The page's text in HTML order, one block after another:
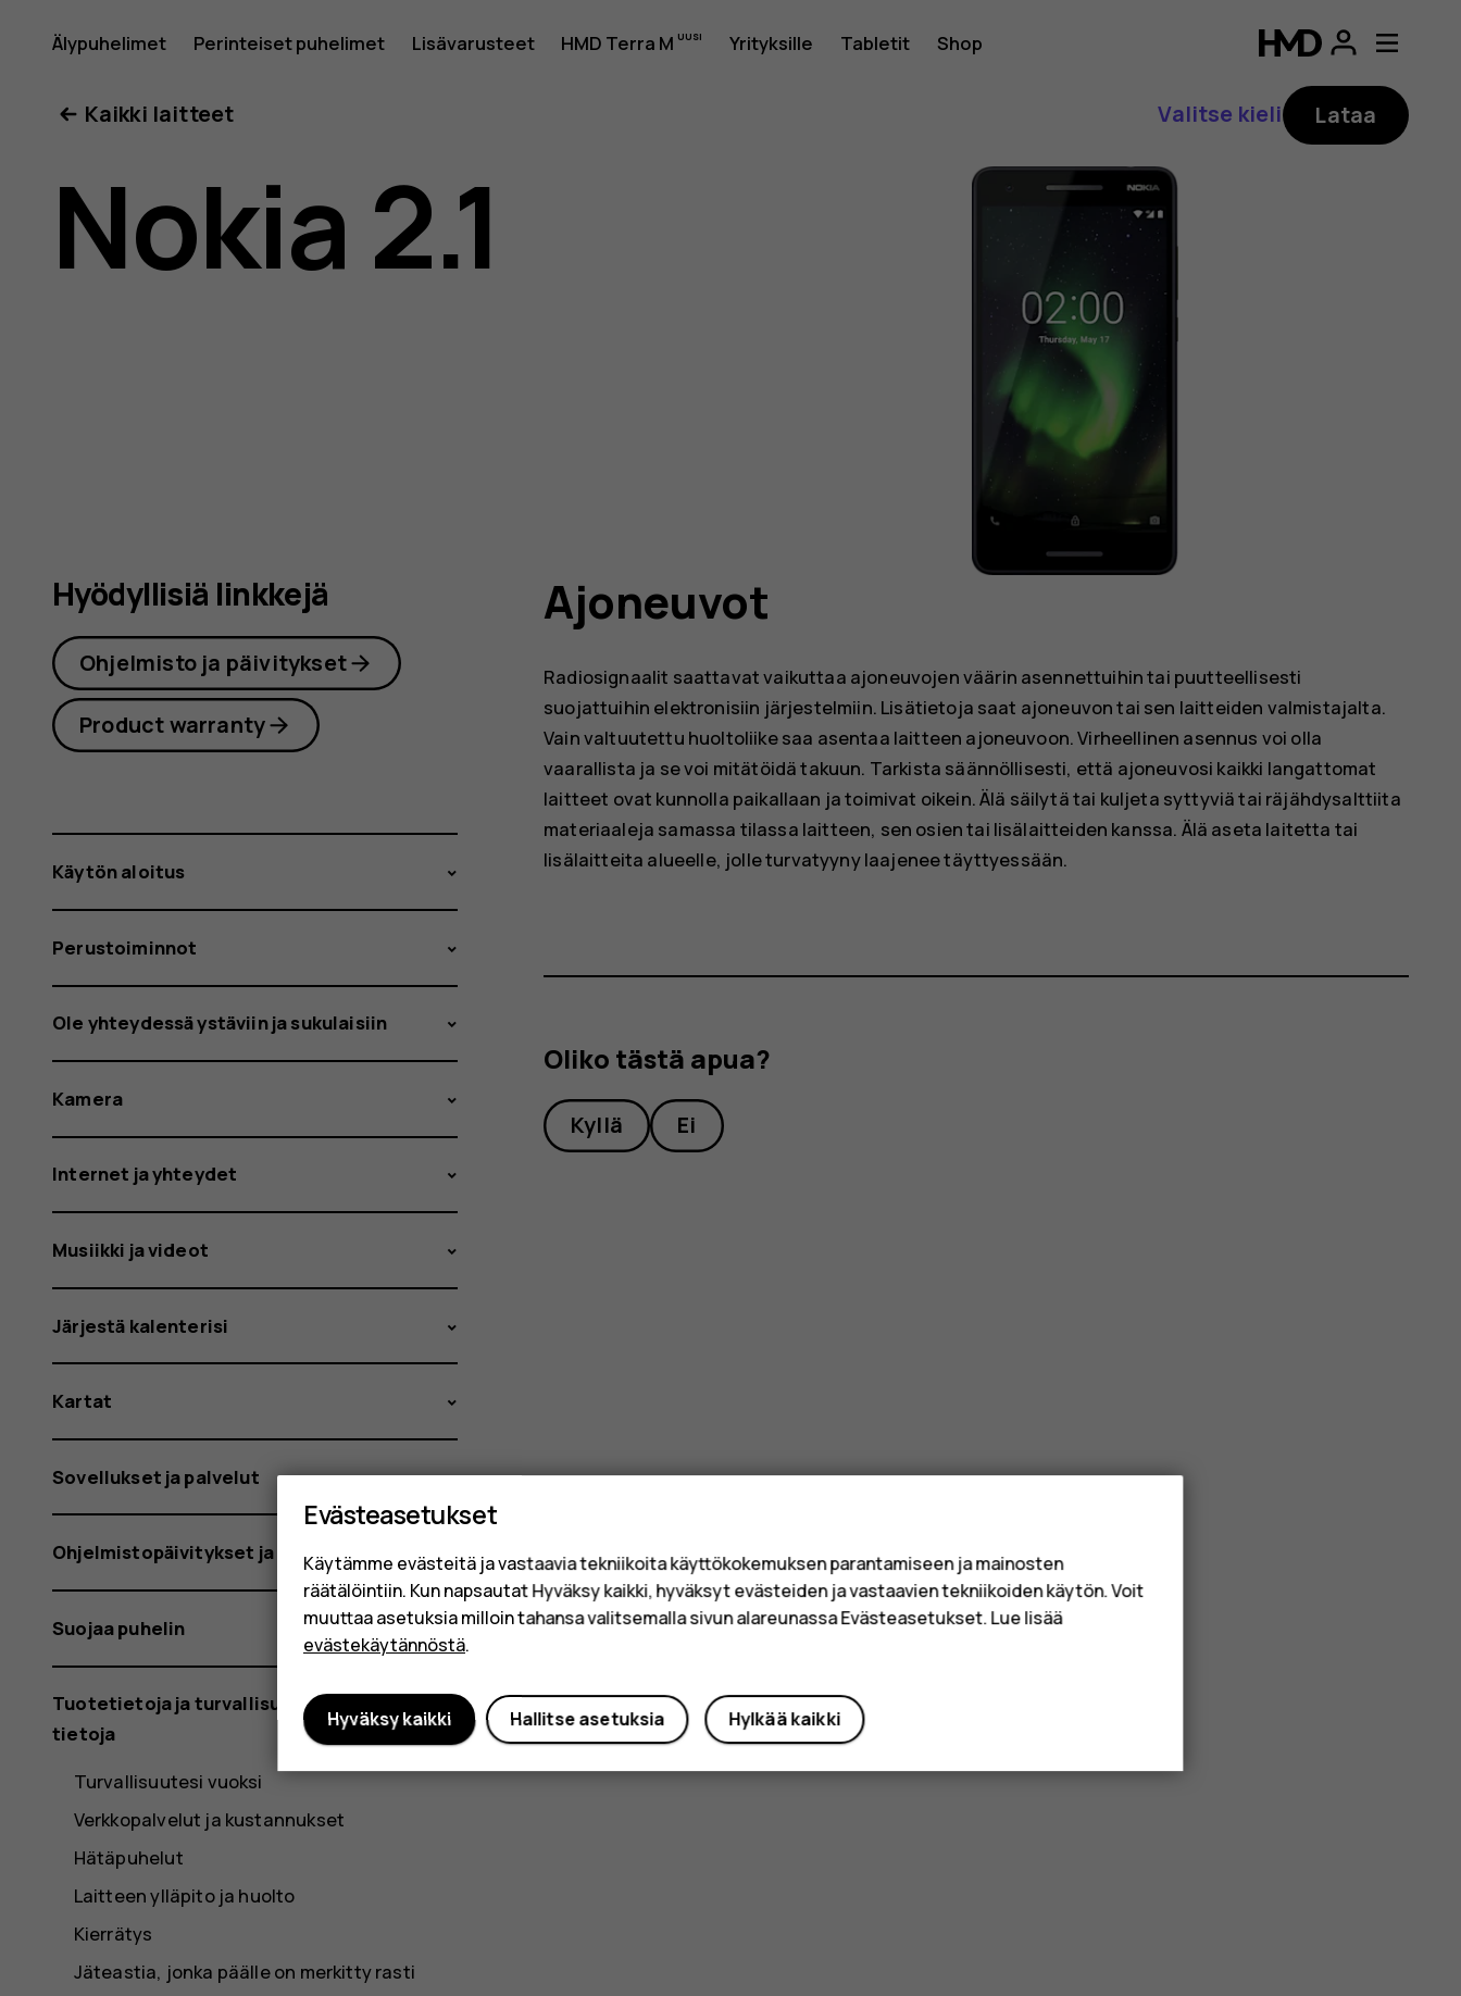
Nokia
2.1
Älypuhelimet Perinteiset puhelimet Lisävarusteet HMD Terra M Yrityksille Tabletit Shop
Kaikki laitteet
Valitse kieli Lataa
Nokia 2.1
Ajoneuvot
Radiosignaalit saattavat vaikuttaa ajoneuvojen väärin asennettuihin tai puutteellisesti
suojattuihin elektronisiin järjestelmiin. Lisätietoja saat ajoneuvon tai sen laitteiden valmistajalta.
Vain valtuutettu huoltoliike saa asentaa laitteen ajoneuvoon. Virheellinen asennus voi olla
vaarallista ja se voi mitätöidä takuun. Tarkista säännöllisesti, että ajoneuvosi kaikki langattomat
laitteet ovat kunnolla paikallaan ja toimivat oikein. Älä säilytä tai kuljeta syttyviä tai räjähdysalttiita
materiaaleja samassa tilassa laitteen, sen osien tai lisälaitteiden kanssa. Älä aseta laitetta tai
lisälaitteita alueelle, jolle turvatyyny laajenee täyttyessään.
Oliko tästä apua?
Kyllä Ei
Hyödyllisiä linkkejä
Ohjelmisto ja päivitykset
Product warranty
Käytön aloitus
Perustoiminnot
Ole yhteydessä ystäviin ja sukulaisiin
Kamera
Internet ja yhteydet
Musiikki ja videot
Järjestä kalenterisi
Kartat
Sovellukset ja palvelut
Ohjelmistopäivitykset ja varmuuskopiot
Suojaa puhelin
Tuotetietoja ja turvallisuutta koskevia
tietoja
Turvallisuutesi vuoksi
Verkkopalvelut ja kustannukset
Hätäpuhelut
Laitteen ylläpito ja huolto
Kierrätys
Jäteastia, jonka päälle on merkitty rasti
Evästeasetukset
Käytämme evästeitä ja vastaavia tekniikoita käyttökokemuksen parantamiseen ja mainosten
räätälöintiin. Kun napsautat Hyväksy kaikki, hyväksyt evästeiden ja vastaavien tekniikoiden käytön. Voit
muuttaa asetuksia milloin tahansa valitsemalla sivun alareunassa Evästeasetukset. Lue lisää
evästekäytännöstä.
Hylkää kaikki
Hallitse asetuksia
Hyväksy kaikki